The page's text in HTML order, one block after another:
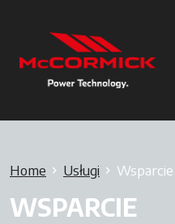
Home Usługi Wsparcie
WSPARCIE